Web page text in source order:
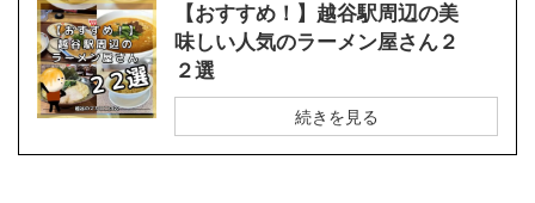
【おすすめ！】越谷駅周辺の美
味しい人気のラーメン屋さん２
２選
続きを見る